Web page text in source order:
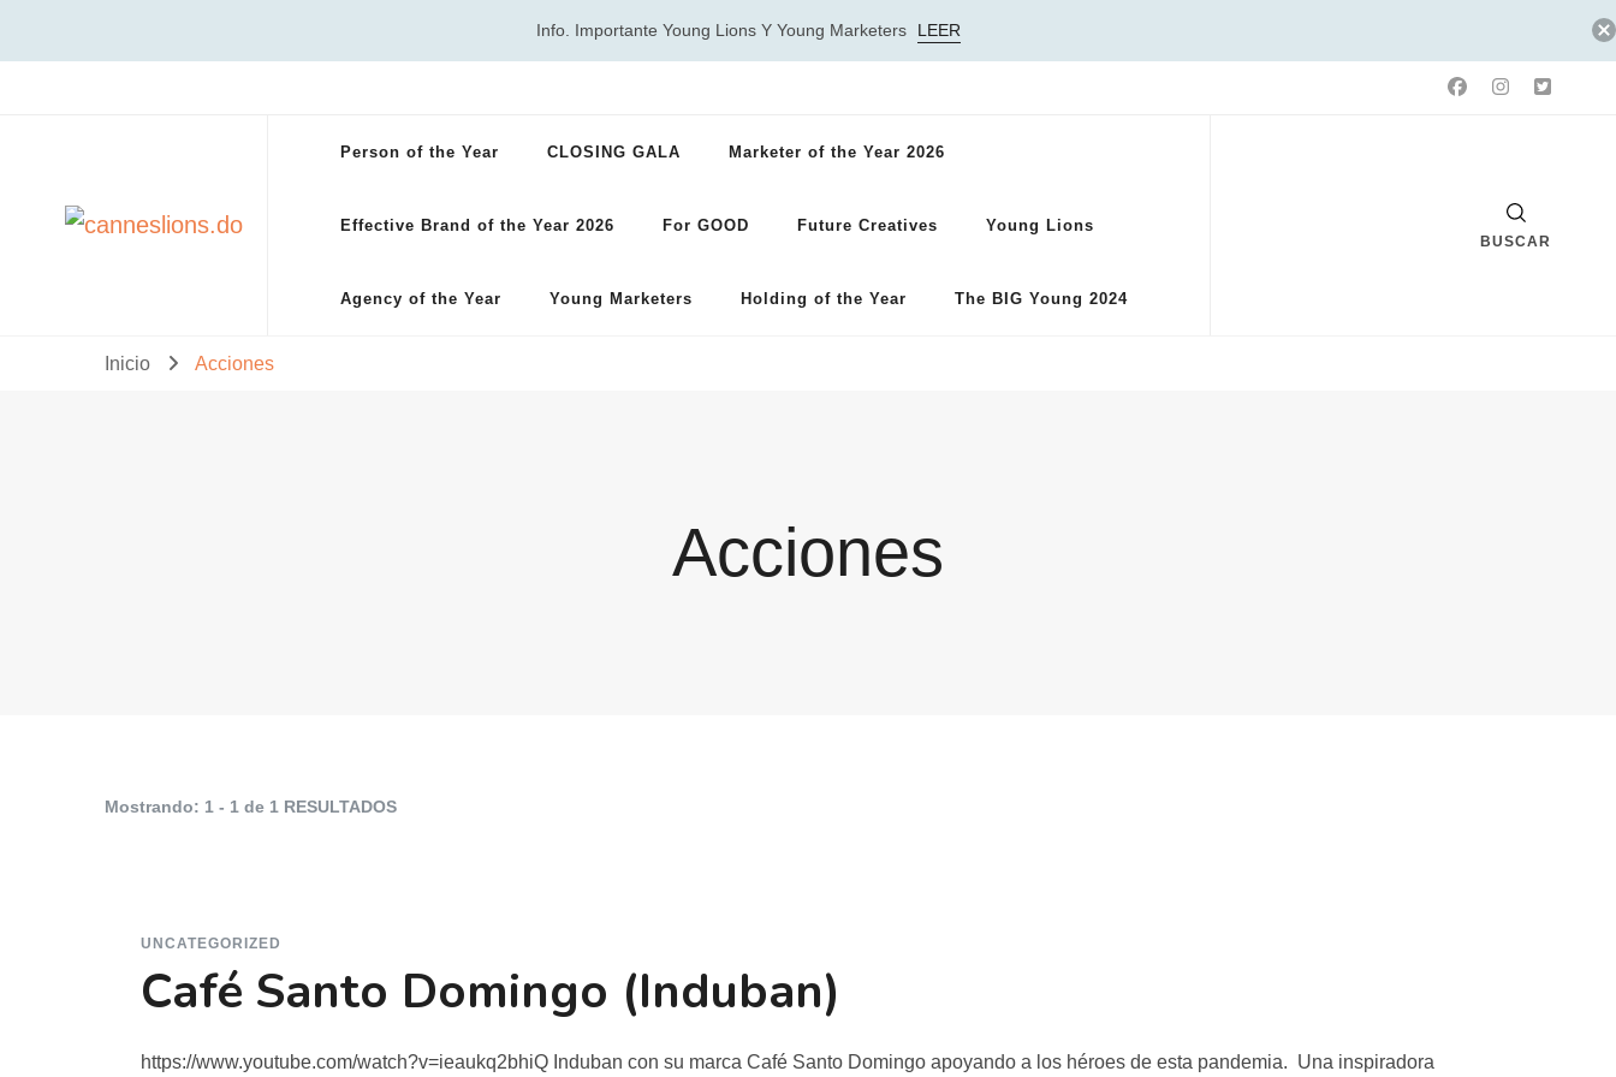
Info. Importante Young Lions Y Young Marketers LEER
canneslions.do
cannes lions dominicana
Person of the Year CLOSING GALA Marketer of the Year 2026
Effective Brand of the Year 2026 For GOOD Future Creatives Young Lions
Agency of the Year Young Marketers Holding of the Year The BIG Young 2024
BUSCAR
Inicio Acciones
Acciones
Mostrando: 1 - 1 de 1 RESULTADOS
UNCATEGORIZED
Café Santo Domingo (Induban)
https://www.youtube.com/watch?v=ieaukq2bhiQ Induban con su marca Café Santo Domingo apoyando a los héroes de esta pandemia. Una inspiradora